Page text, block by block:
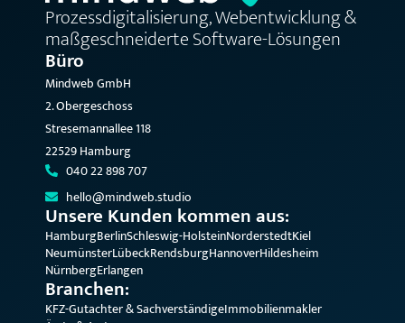
Prozessdigitalisierung, Webentwicklung &
maßgeschneiderte Software-Lösungen
Büro
Mindweb GmbH
2. Obergeschoss
Stresemannallee 118
22529 Hamburg
040 22 898 707
hello@mindweb.studio
Unsere Kunden kommen aus:
HamburgBerlinSchleswig-HolsteinNorderstedtKiel
NeumünsterLübeckRendsburgHannoverHildesheim
NürnbergErlangen
Branchen:
KFZ-Gutachter & SachverständigeImmobilienmakler